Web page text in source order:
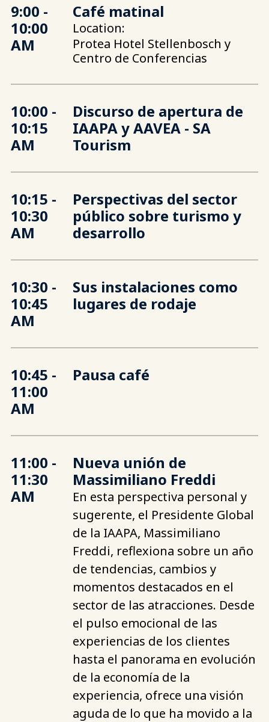
9:00 -
10:00
AM
Café matinal
Location:
Protea Hotel Stellenbosch y
Centro de Conferencias
10:00 -
10:15
AM
Discurso de apertura de
IAAPA y AAVEA - SA
Tourism
10:15 -
10:30
AM
Perspectivas del sector
público sobre turismo y
desarrollo
10:30 -
10:45
AM
Sus instalaciones como
lugares de rodaje
10:45 -
11:00
AM
Pausa café
11:00 -
11:30
AM
Nueva unión de
Massimiliano Freddi
En esta perspectiva personal y
sugerente, el Presidente Global
de la IAAPA, Massimiliano
Freddi, reflexiona sobre un año
de tendencias, cambios y
momentos destacados en el
sector de las atracciones. Desde
el pulso emocional de las
experiencias de los clientes
hasta el panorama en evolución
de la economía de la
experiencia, ofrece una visión
aguda de lo que ha movido a la